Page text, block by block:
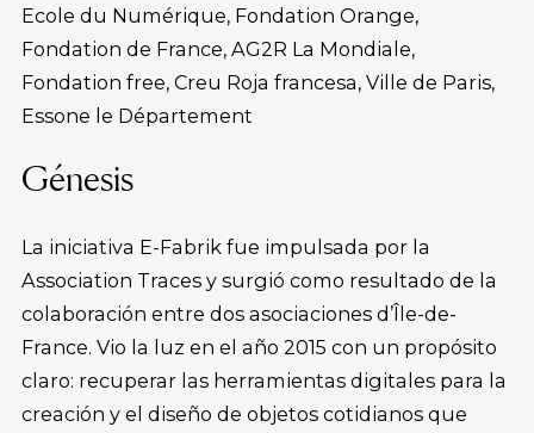
Ecole du Numérique, Fondation Orange,
Fondation de France, AG2R La Mondiale,
Fondation free, Creu Roja francesa, Ville de Paris,
Essone le Département
Génesis
La iniciativa E-Fabrik fue impulsada por la
Association Traces y surgió como resultado de la
colaboración entre dos asociaciones d’Île-de-
France. Vio la luz en el año 2015 con un propósito
claro: recuperar las herramientas digitales para la
creación y el diseño de objetos cotidianos que